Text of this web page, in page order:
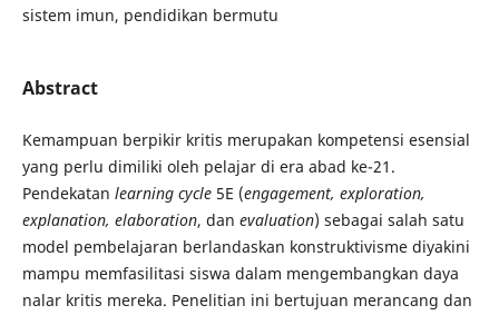
sistem imun, pendidikan bermutu
Abstract
Kemampuan berpikir kritis merupakan kompetensi esensial
yang perlu dimiliki oleh pelajar di era abad ke-21.
Pendekatan learning cycle5E (engagement, exploration,
explanation, elaboration, dan evaluation) sebagai salah satu
model pembelajaran berlandaskan konstruktivisme diyakini
mampu memfasilitasi siswa dalam mengembangkan daya
nalar kritis mereka. Penelitian ini bertujuan merancang dan